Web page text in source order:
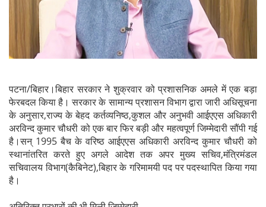
पटना/बिहार।बिहार सरकार ने शुक्रवार को प्रशासनिक अमले में एक बड़ा
फेरबदल किया है। सरकार के सामान्य प्रशासन विभाग द्वारा जारी अधिसूचना
के अनुसार,राज्य के बेहद कर्तव्यनिष्ठ,कुशल और अनुभवी आईएएस अधिकारी
अरविन्द कुमार चौधरी को एक बार फिर बड़ी और महत्वपूर्ण जिम्मेदारी सौंपी गई
है।सन् 1995 बैच के वरिष्ठ आईएएस अधिकारी अरविन्द कुमार चौधरी को
स्थानांतरित करते हुए अगले आदेश तक अपर मुख्य सचिव,मंत्रिमंडल
सचिवालय विभाग(कैबिनेट),बिहार के गरिमामयी पद पर पदस्थापित किया गया
है।